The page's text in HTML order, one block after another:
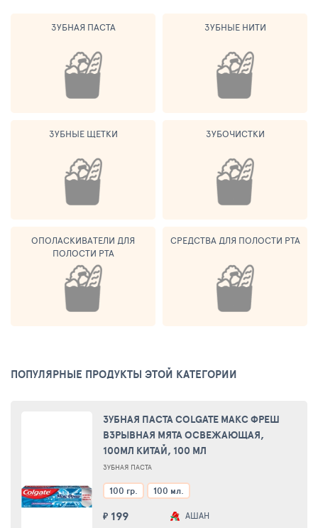
ЗУБНАЯ ПАСТА ЗУБНЫЕ НИТИ
ЗУБНЫЕ ЩЕТКИ ЗУБОЧИСТКИ
ОПОЛАСКИВАТЕЛИ ДЛЯ
ПОЛОСТИ РТА
СРЕДСТВА ДЛЯ ПОЛОСТИ РТА
ПОПУЛЯРНЫЕ ПРОДУКТЫ ЭТОЙ КАТЕГОРИИ
ЗУБНАЯ ПАСТА COLGATE МАКС ФРЕШ
ВЗРЫВНАЯ МЯТА ОСВЕЖАЮЩАЯ,
100МЛ КИТАЙ, 100 МЛ
ЗУБНАЯ ПАСТА
100 гр. 100 мл.
₽ 199 АШАН